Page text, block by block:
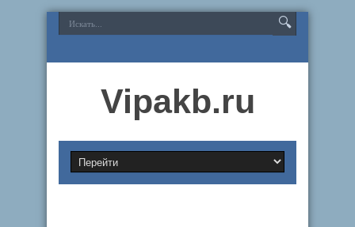
Vipakb.ru